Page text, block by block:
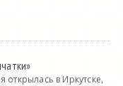
открылась в Иркутске,